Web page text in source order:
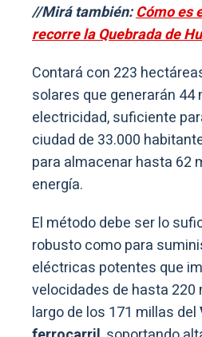
//Mirá también:Cómo es
recorre la Quebrada de
Contará con 223
solares que generarán 44
electricidad, suficiente
ciudad de 33.000
para almacenar hasta 62
energía.
El método debe ser lo
robusto como para
eléctricas potentes que
velocidades de hasta 220
largo de los 171 millas del